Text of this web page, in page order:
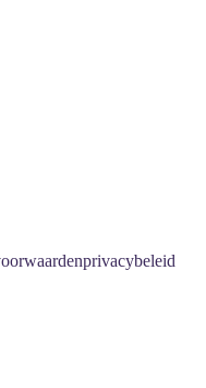
privacybeleid